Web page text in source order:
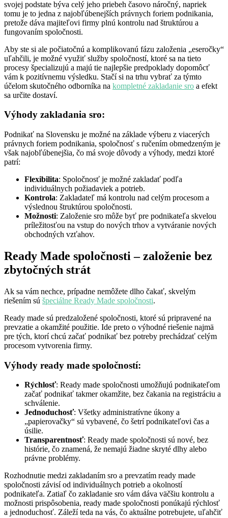
svojej podstate býva celý jeho priebeh časovo náročný, napriek
tomu je to jedna z najobľúbenejších právnych foriem podnikania,
pretože dáva majiteľovi firmy plnú kontrolu nad štruktúrou a
fungovaním spoločnosti.
Aby ste si ale počiatočnú a komplikovanú fázu založenia „eseročky“
uľahčili, je možné využiť služby spoločností, ktoré sa na tieto
procesy špecializujú a majú tie najlepšie predpoklady dopomôcť
vám k pozitívnemu výsledku. Stačí si na trhu vybrať za týmto
účelom skutočného odborníka na kompletné zakladanie sro a efekt
sa určite dostaví.
Výhody zakladania sro:
Podnikať na Slovensku je možné na základe výberu z viacerých
právnych foriem podnikania, spoločnosť s ručením obmedzeným je
však najobľúbenejšia, čo má svoje dôvody a výhody, medzi ktoré
patrí:
Flexibilita: Spoločnosť je možné zakladať podľa
individuálnych požiadaviek a potrieb.
Kontrola: Zakladateľ má kontrolu nad celým procesom a
výslednou štruktúrou spoločnosti.
Možnosti: Založenie sro môže byť pre podnikateľa skvelou
príležitosťou na vstup do nových trhov a vytváranie nových
obchodných vzťahov.
Ready Made spoločnosti – založenie bez
zbytočných strát
Ak sa vám nechce, prípadne nemôžete dlho čakať, skvelým
riešením sú špeciálne Ready Made spoločnosti.
Ready made sú predzaložené spoločnosti, ktoré sú pripravené na
prevzatie a okamžité použitie. Ide preto o výhodné riešenie najmä
pre tých, ktorí chcú začať podnikať bez potreby prechádzať celým
procesom vytvorenia firmy.
Výhody ready made spoločností:
Rýchlosť: Ready made spoločnosti umožňujú podnikateľom
začať podnikať takmer okamžite, bez čakania na registráciu a
schválenie.
Jednoduchosť: Všetky administratívne úkony a
„papierovačky“ sú vybavené, čo šetrí podnikateľovi čas a
úsilie.
Transparentnosť: Ready made spoločnosti sú nové, bez
histórie, čo znamená, že nemajú žiadne skryté dlhy alebo
právne problémy.
Rozhodnutie medzi zakladaním sro a prevzatím ready made
spoločnosti závisí od individuálnych potrieb a okolností
podnikateľa. Zatiaľ čo zakladanie sro vám dáva väčšiu kontrolu a
možnosti prispôsobenia, ready made spoločnosti ponúkajú rýchlosť
a jednoduchosť. Záleží teda na vás, čo aktuálne potrebujete, uľahčiť